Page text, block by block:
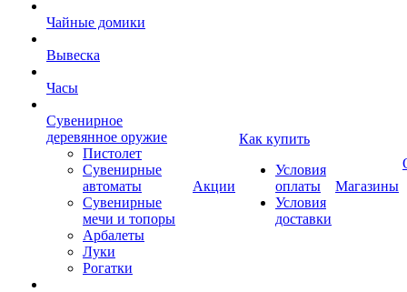
Чайные домики
Вывеска
Часы
Сувенирное
деревянное оружие
Пистолет
Сувенирные
автоматы
Сувенирные
мечи и топоры
Арбалеты
Луки
Рогатки
Акции
Как купить
Условия
оплаты
Условия
доставки
Магазины